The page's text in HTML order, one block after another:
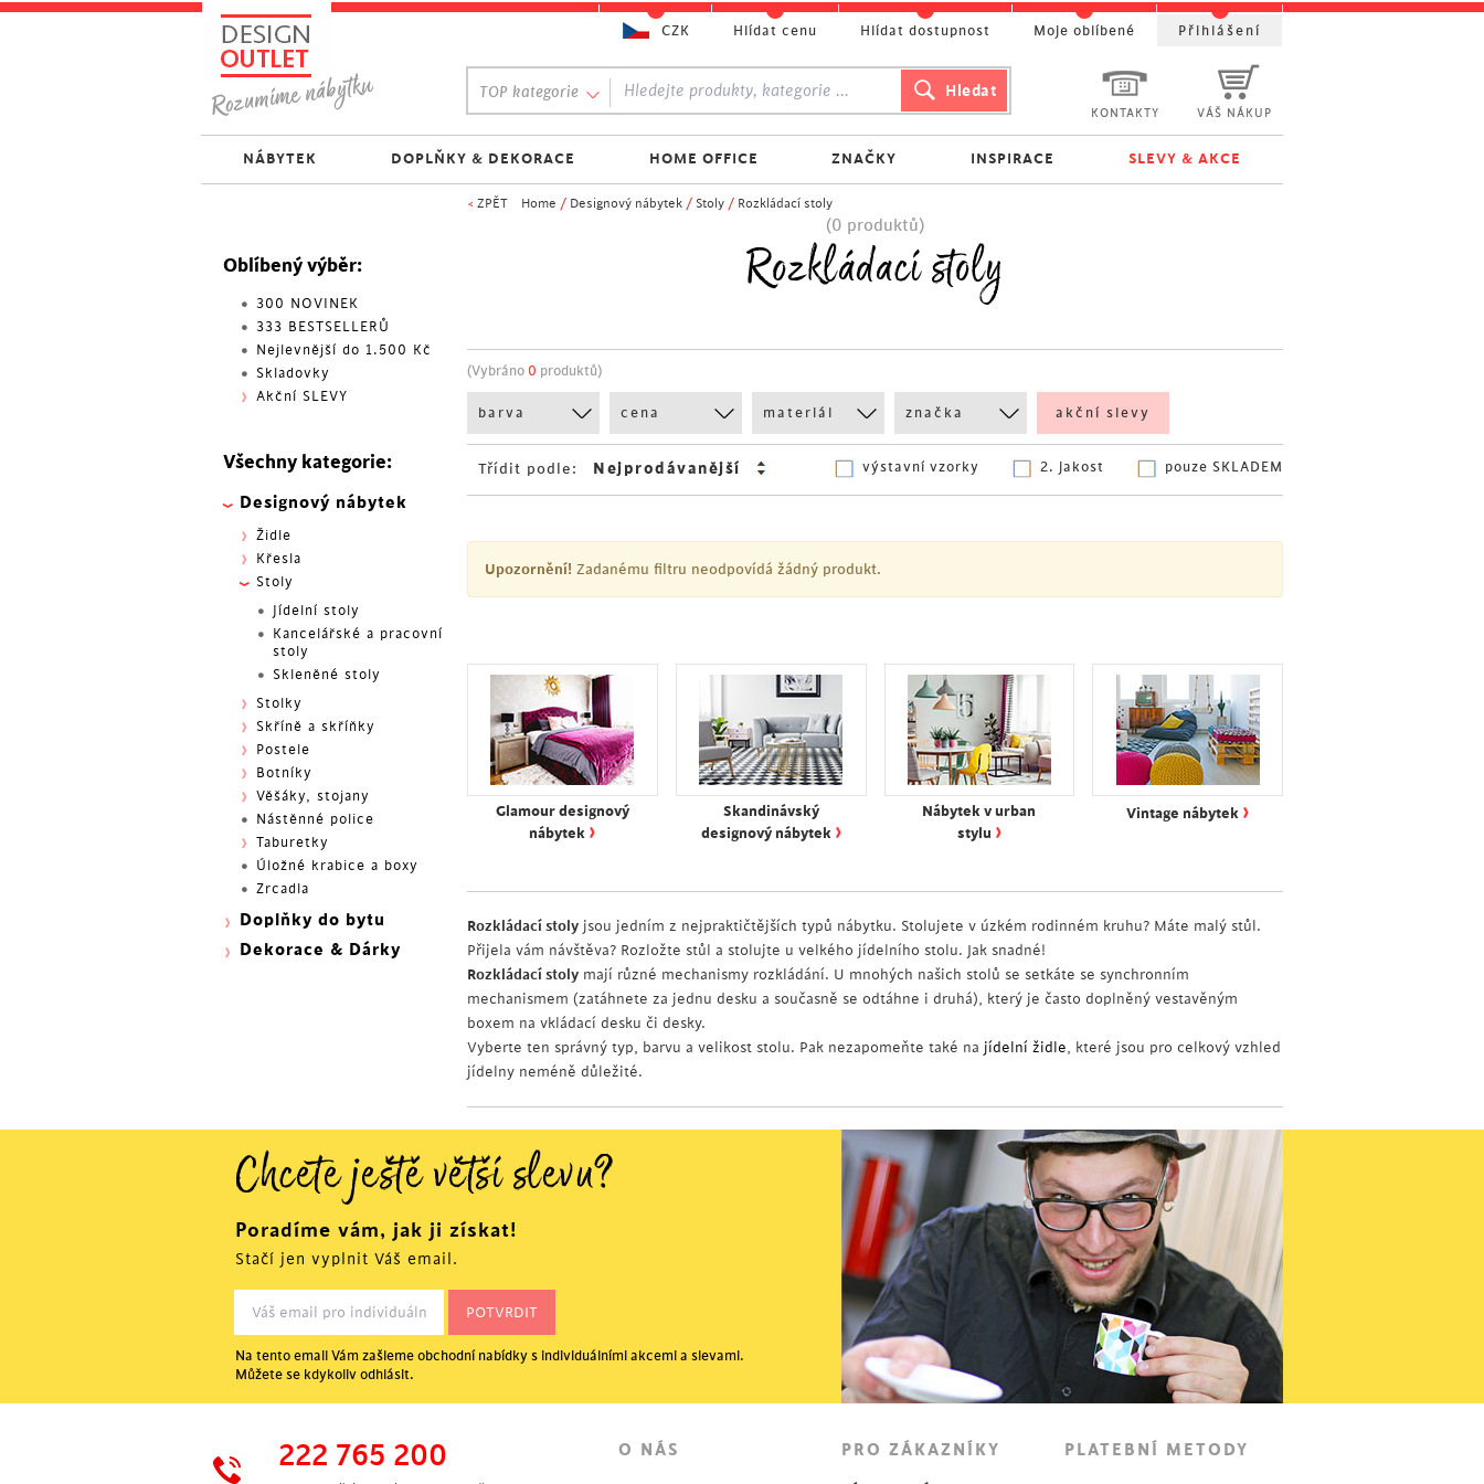
< ZPĚT Home / Designový nábytek / Stoly / Rozkládací stoly
(0 produktů)
Rozkládací stoly
(Vybráno 0 produktů)
barva cena materiál značka akční slevy
Třídit podle: pouze SKLADEM
2. jakost
výstavní vzorky
Upozornění! Zadanému filtru neodpovídá žádný produkt.
Glamour designový
nábytek ›
Skandinávský
designový nábytek ›
Nábytek v urban
stylu ›
Vintage nábytek ›
Rozkládací stoly jsou jedním z nejpraktičtějších typů nábytku. Stolujete v úzkém rodinném kruhu? Máte malý stůl.
Přijela vám návštěva? Rozložte stůl a stolujte u velkého jídelního stolu. Jak snadné!
Rozkládací stoly mají různé mechanismy rozkládání. U mnohých našich stolů se setkáte se synchronním
mechanismem (zatáhnete za jednu desku a současně se odtáhne i druhá), který je často doplněný vestavěným
boxem na vkládací desku či desky.
Vyberte ten správný typ, barvu a velikost stolu. Pak nezapomeňte také na jídelní židle, které jsou pro celkový vzhled
jídelny neméně důležité.
Oblíbený výběr:
300 NOVINEK
333 BESTSELLERŮ
Nejlevnější do 1.500 Kč
Skladovky
Akční SLEVY
Všechny kategorie:
Designový nábytek
Židle
Křesla
Stoly
Jídelní stoly
Kancelářské a pracovní
stoly
Skleněné stoly
Stolky
Skříně a skříňky
Postele
Botníky
Věšáky, stojany
Nástěnné police
Taburetky
Úložné krabice a boxy
Zrcadla
Doplňky do bytu
Dekorace & Dárky
KONTAKTY VÁŠ NÁKUP
TOP kategorie
NÁBYTEK DOPLŇKY & DEKORACE HOME OFFICE ZNAČKY INSPIRACE SLEVY & AKCE
CZK Hlídat cenu Hlídat dostupnost Moje oblíbené Přihlášení
Chcete ještě větší slevu?
Poradíme vám, jak ji získat!
Stačí jen vyplnit Váš email.
Na tento email Vám zašleme obchodní nabídky s individuálními akcemi a slevami.
Můžete se kdykoliv odhlásit.
222 765 200 O NÁS PRO ZÁKAZNÍKY PLATEBNÍ METODY